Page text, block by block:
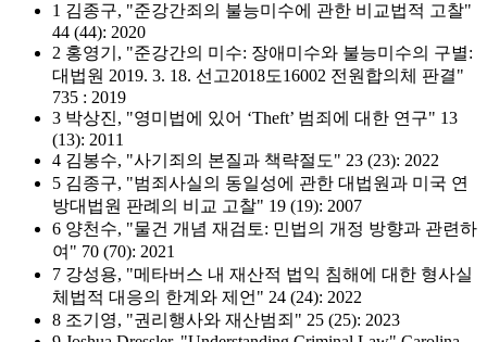
1 김종구, "준강간죄의 불능미수에 관한 비교법적 고찰"
44 (44): 2020
2 홍영기, "준강간의 미수: 장애미수와 불능미수의 구별:
대법원 2019. 3. 18. 선고2018도16002 전원합의체 판결"
735 : 2019
3 박상진, "영미법에 있어 ‘Theft’ 범죄에 대한 연구" 13
(13): 2011
4 김봉수, "사기죄의 본질과 책략절도" 23 (23): 2022
5 김종구, "범죄사실의 동일성에 관한 대법원과 미국 연
방대법원 판례의 비교 고찰" 19 (19): 2007
6 양천수, "물건 개념 재검토: 민법의 개정 방향과 관련하
여" 70 (70): 2021
7 강성용, "메타버스 내 재산적 법익 침해에 대한 형사실
체법적 대응의 한계와 제언" 24 (24): 2022
8 조기영, "권리행사와 재산범죄" 25 (25): 2023